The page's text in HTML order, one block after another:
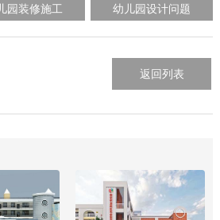
园装修施工 幼儿园设计问题
返回列表